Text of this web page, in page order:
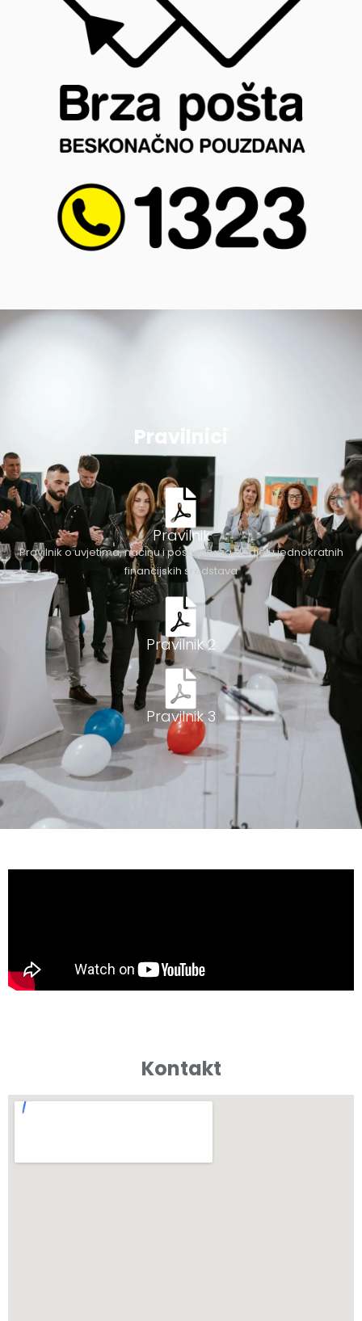
Pravilnici
Pravilnik
Pravilnik o uvjetima, načinu i postupku za dodjelu jednokratnih
financijskih sredstava
Pravilnik 2
Pravilnik 3
Kontakt